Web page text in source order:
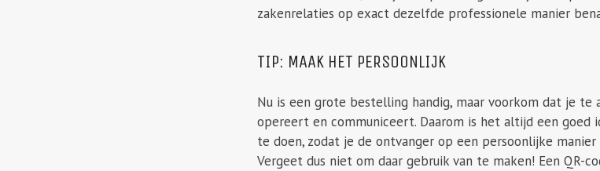
zakenrelaties op exact dezelfde professionele manier
TIP: MAAK HET PERSOONLIJK
Nu is een grote bestelling handig, maar voorkom dat je
opereert en communiceert. Daarom is het altijd een goed
te doen, zodat je de ontvanger op een persoonlijke
Vergeet dus niet om daar gebruik van te maken! Een QR-